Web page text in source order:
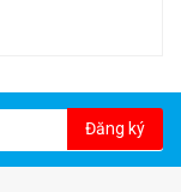
Đăng ký